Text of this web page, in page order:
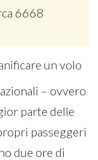
6668
un volo
– ovvero
parte delle
passeggeri
due ore di